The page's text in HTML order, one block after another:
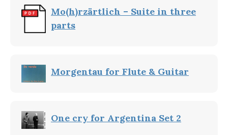
Mo(h)rzärtlich – Suite in three
parts
Morgentau for Flute & Guitar
One cry for Argentina Set 2